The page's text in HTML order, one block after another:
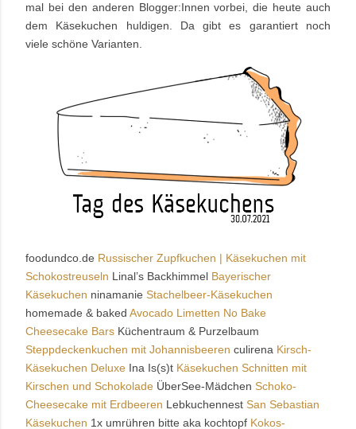
mal bei den anderen Blogger:Innen vorbei, die heute auch
dem Käsekuchen huldigen. Da gibt es garantiert noch
viele schöne Varianten.
foodundco.de Russischer Zupfkuchen | Käsekuchen mit
Schokostreuseln Linal’s Backhimmel Bayerischer
Käsekuchen ninamanie Stachelbeer-Käsekuchen
homemade & baked Avocado Limetten No Bake
Cheesecake Bars Küchentraum & Purzelbaum
Steppdeckenkuchen mit Johannisbeeren culirena Kirsch-
Käsekuchen Deluxe Ina Is(s)t Käsekuchen Schnitten mit
Kirschen und Schokolade ÜberSee-Mädchen Schoko-
Cheesecake mit Erdbeeren Lebkuchennest San Sebastian
Käsekuchen 1x umrühren bitte aka kochtopf Kokos-